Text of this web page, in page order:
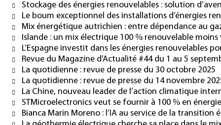
Stockage des énergies renouvelables : solution
Le boum exceptionnel des installations d’énergies
Mix énergétique autrichien : entre dépendance au
Islande : un mix électrique 100 % renouvelable moins
L’Espagne investit dans les énergies renouvelables
Revue du Magazine d’Actualité #44 du 1 au 5
La quotidienne : revue de presse du 30 octobre 2025
La quotidienne : revue de presse du 14 novembre
La Chine, nouveau leader de l’action climatique
STMicroelectronics veut se fournir à 100 % en
Bianca Marin Moreno : l’IA au service de la transition